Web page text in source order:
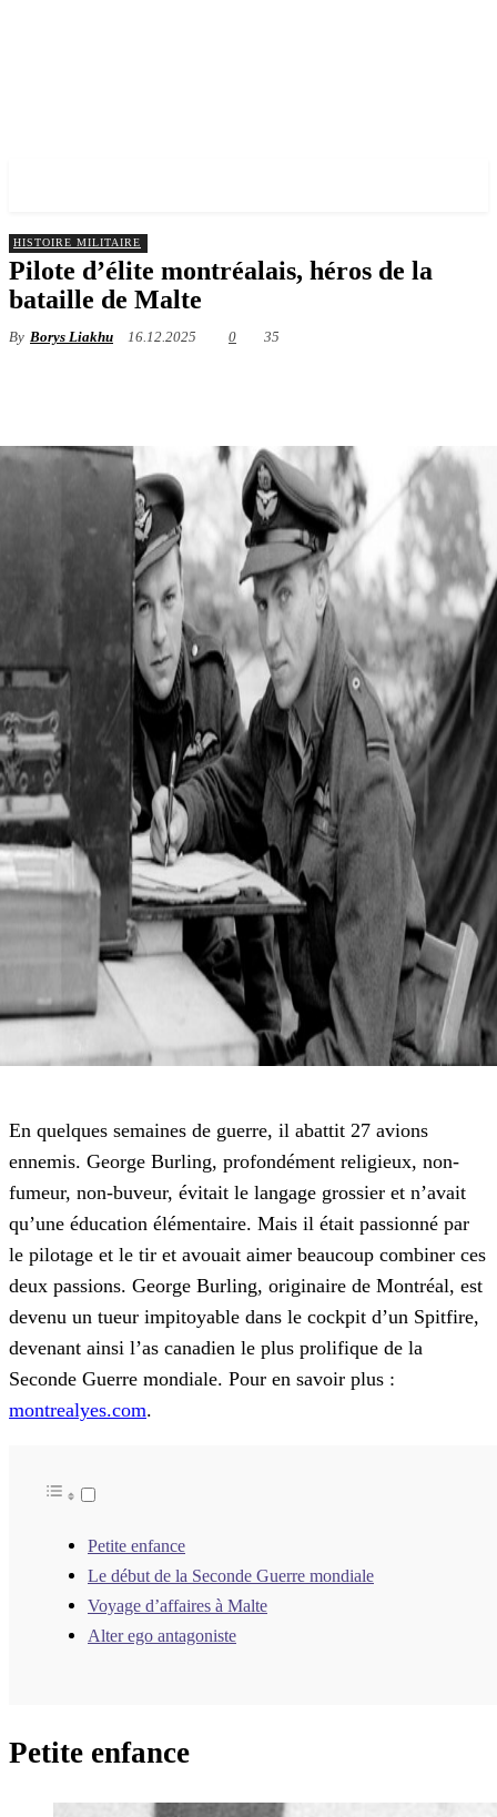
HISTOIRE MILITAIRE
Pilote d’élite montréalais, héros de la
bataille de Malte
By Borys Liakhu 16.12.2025 0 35
En quelques semaines de guerre, il abattit 27 avions
ennemis. George Burling, profondément religieux, non-
fumeur, non-buveur, évitait le langage grossier et n’avait
qu’une éducation élémentaire. Mais il était passionné par
le pilotage et le tir et avouait aimer beaucoup combiner ces
deux passions. George Burling, originaire de Montréal, est
devenu un tueur impitoyable dans le cockpit d’un Spitfire,
devenant ainsi l’as canadien le plus prolifique de la
Seconde Guerre mondiale. Pour en savoir plus :
montrealyes.com.
Petite enfance
Le début de la Seconde Guerre mondiale
Voyage d’affaires à Malte
Alter ego antagoniste
Petite enfance